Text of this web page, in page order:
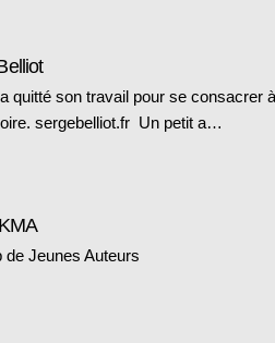
quitté son travail pour se consacrer
sergebelliot.fr Un petit a…
de Jeunes Auteurs